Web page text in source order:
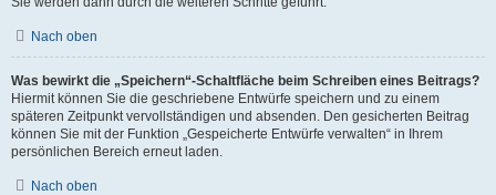
Nach oben
Was bewirkt die „Speichern“-Schaltfläche beim Schreiben eines Beitrags?
Hiermit können Sie die geschriebene Entwürfe speichern und zu einem
späteren Zeitpunkt vervollständigen und absenden. Den gesicherten Beitrag
können Sie mit der Funktion „Gespeicherte Entwürfe verwalten“ in Ihrem
persönlichen Bereich erneut laden.
Nach oben